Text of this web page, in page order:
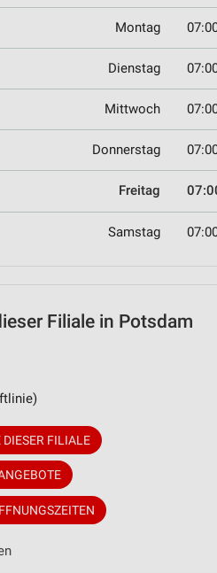
Montag
Dienstag
Mittwoch
Donnerstag
Freitag
Samstag
Filiale in Potsdam
FILIALE